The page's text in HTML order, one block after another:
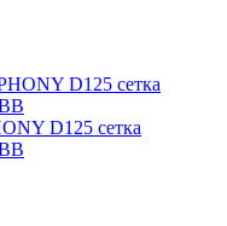
D125 сетка